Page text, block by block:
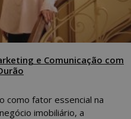
e Comunicação com
como fator essencial na
imobiliário, a